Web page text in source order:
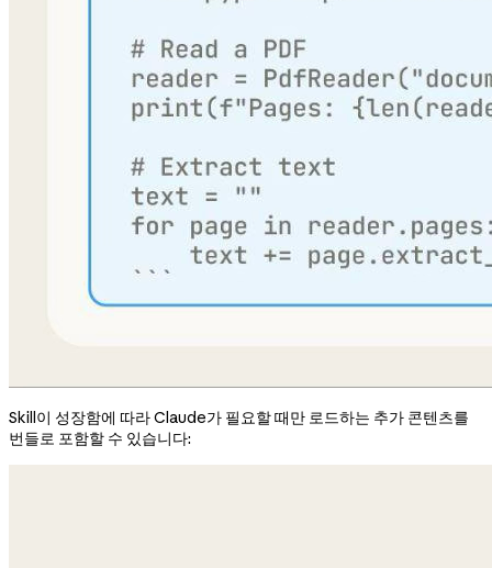
Skill이 성장함에 따라 Claude가 필요할 때만 로드하는 추가 콘텐츠를
번들로 포함할 수 있습니다: